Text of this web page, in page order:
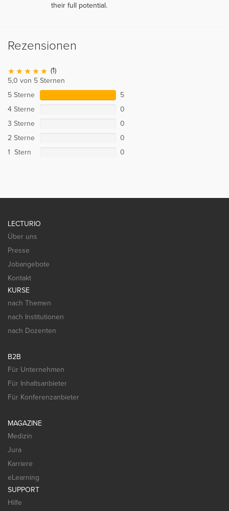
their full potential.
Rezensionen
(1)
5,0 von 5 Sternen
5 Sterne
5
4 Sterne
0
3 Sterne
0
2 Sterne
0
1 Stern
0
LECTURIO
Über uns
Presse
Jobangebote
Kontakt
KURSE
nach Themen
nach Institutionen
nach Dozenten
B2B
Für Unternehmen
Für Inhaltsanbieter
Für Konferenzanbieter
MAGAZINE
Medizin
Jura
Karriere
eLearning
SUPPORT
Hilfe